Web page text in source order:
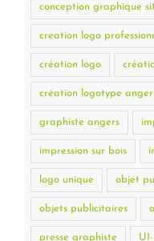
conception graphique
creation logo
création logo
création logotype
graphiste angers
impression sur bois
logo unique objet
objets publicitaires
presse graphiste